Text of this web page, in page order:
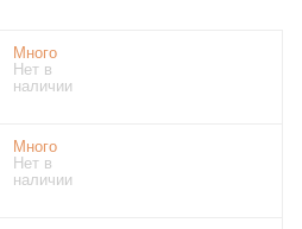
Много
Нет в
наличии
Много
Нет в
наличии